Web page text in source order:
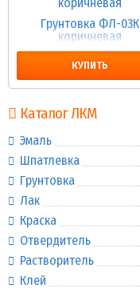
Грунтовка ФЛ-03К
коричневая
КУПИТЬ
Каталог ЛКМ
Эмаль
Шпатлевка
Грунтовка
Лак
Краска
Отвердитель
Растворитель
Клей